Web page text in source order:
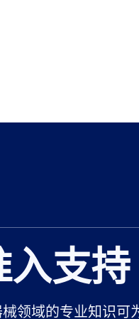
入支持
领域的专业知识可